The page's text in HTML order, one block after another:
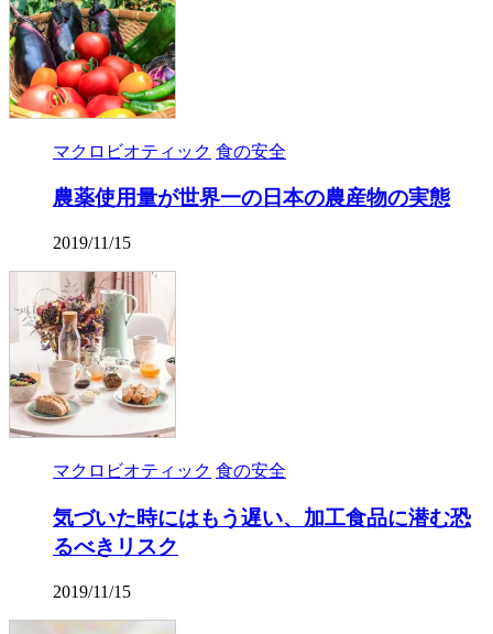
マクロビオティック 食の安全
農薬使用量が世界一の日本の農産物の実態
2019/11/15
マクロビオティック 食の安全
気づいた時にはもう遅い、加工食品に潜む恐
るべきリスク
2019/11/15